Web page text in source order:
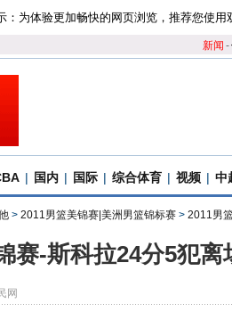
：为体验更加畅快的网页浏览，推荐您使
新闻 -
| 国内 | 国际 | 综合体育 | 视频 | 中
> 2011男篮美锦赛|美洲男篮锦标赛 > 2011男
赛-斯科拉24分5犯
网